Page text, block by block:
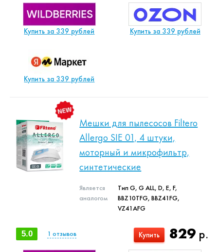
Купить за 339 рублей Купить за 339 рублей
Купить за 339 рублей
Мешки для пылесосов Filtero
Allergo SIE 01, 4 штуки,
моторный и микрофильтр,
синтетические
Является
аналогом
Тип G, G ALL, D, E, F,
BBZ10TFG, BBZ41FG,
VZ41AFG
829 р.
Купить
5.0 1 отзывов